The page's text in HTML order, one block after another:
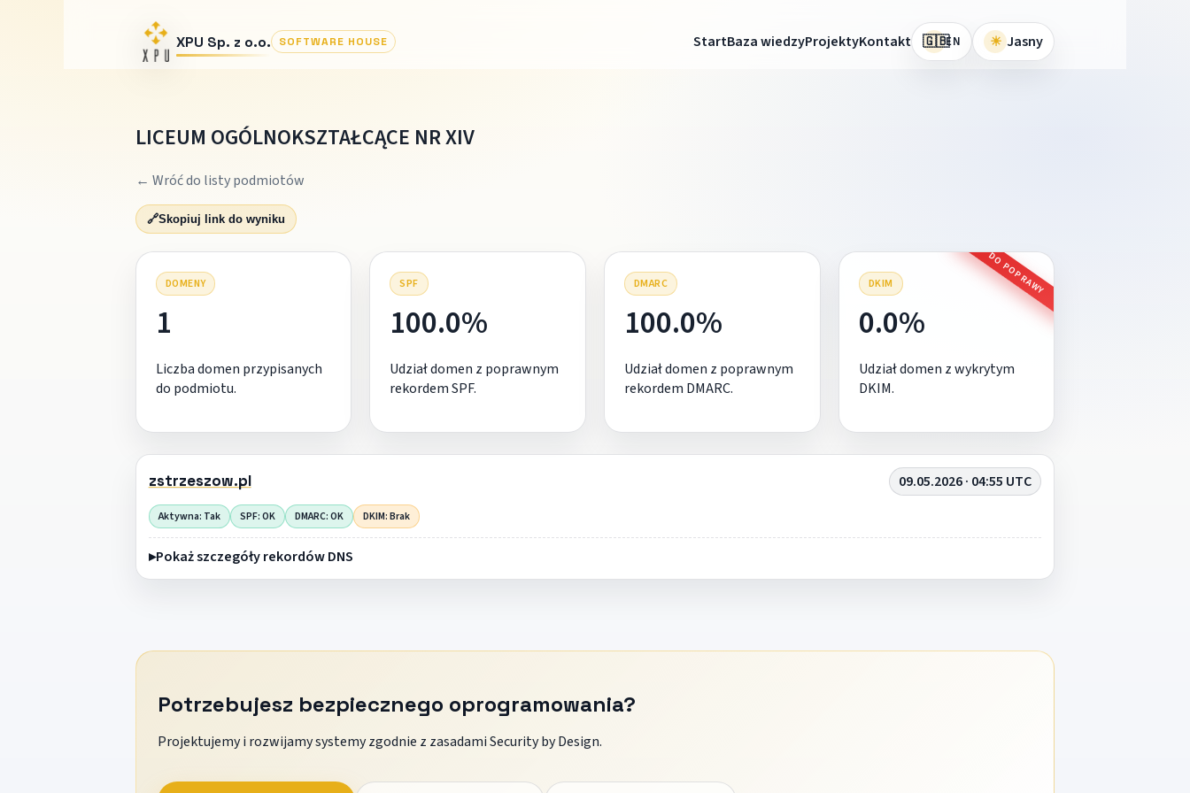
XPU Sp. z o.o. SOFTWARE HOUSE StartBaza wiedzyProjektyKontakt 🇬🇧EN ☀ Jasny
LICEUM OGÓLNOKSZTAŁCĄCE NR XIV
← Wróć do listy podmiotów
🔗Skopiuj link do wyniku
DOMENY
1
Liczba domen przypisanych
do podmiotu.
SPF
100.0%
Udział domen z poprawnym
rekordem SPF.
DMARC
100.0%
Udział domen z poprawnym
rekordem DMARC.
DKIM DO POPRAWY
0.0%
Udział domen z wykrytym
DKIM.
zstrzeszow.pl 09.05.2026 · 04:55 UTC
Aktywna: Tak SPF: OK DMARC: OK DKIM: Brak
Pokaż szczegóły rekordów DNS
Potrzebujesz bezpiecznego oprogramowania?
Projektujemy i rozwijamy systemy zgodnie z zasadami Security by Design.